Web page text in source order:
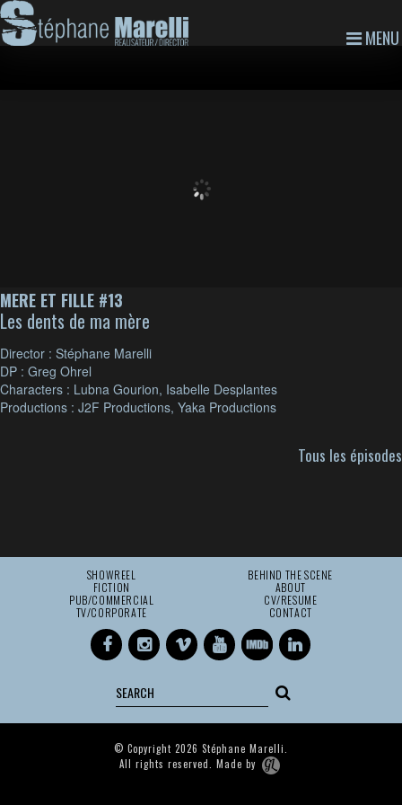
MENU
MERE ET FILLE #13
Les dents de ma mère
Director : Stéphane Marelli
DP : Greg Ohrel
Characters : Lubna Gourion, Isabelle Desplantes
Productions : J2F Productions, Yaka Productions
Tous les épisodes
SHOWREEL
FICTION
PUB/COMMERCIAL
TV/CORPORATE
BEHIND THE SCENE
ABOUT
CV/RESUME
CONTACT
© Copyright 2026 Stéphane Marelli.
All rights reserved. Made by